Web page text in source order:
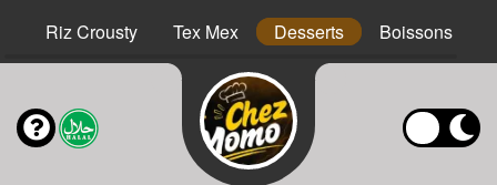
Riz Crousty Tex Mex Desserts Boissons